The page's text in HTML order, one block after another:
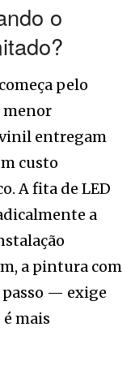
o
pelo
menor
entregam
custo
A fita de LED
a
a pintura com
passo — exige
mais